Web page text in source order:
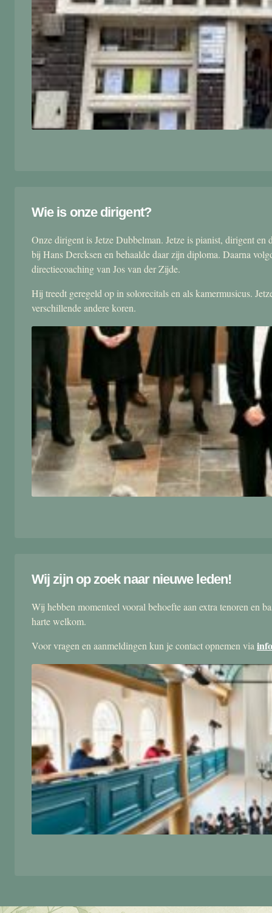
Wie is onze dirigent?
Onze dirigent is Jetze Dubbelman. Jetze is pianist, dirigent
bij Hans Dercksen en behaalde daar zijn diploma. Daarna
directiecoaching van Jos van der Zijde.
Hij treedt geregeld op in solorecitals en als kamermusicus.
verschillende andere koren.
Wij zijn op zoek naar nieuwe leden!
Wij hebben momenteel vooral behoefte aan extra tenoren en
harte welkom.
Voor vragen en aanmeldingen kun je contact opnemen via